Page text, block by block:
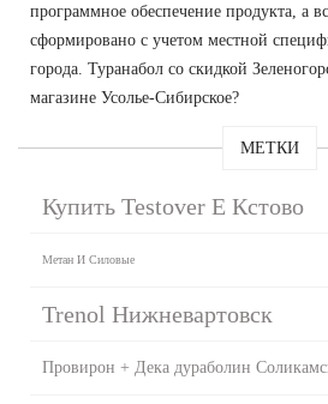
программное обеспечение продукта, а
сформировано с учетом местной
города. Туранабол со скидкой
магазине Усолье-Сибирское?
МЕТКИ
Купить Testover E Кстово
Метан И Силовые
Trenol Нижневартовск
Провирон + Дека дураболин